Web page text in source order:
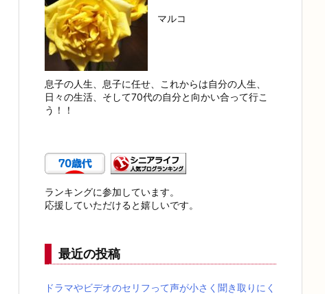
マルコ
息子の人生、息子に任せ、これからは自分の人生、
日々の生活、そして70代の自分と向かい合って行こ
う！！
ランキングに参加しています。
応援していただけると嬉しいです。
最近の投稿
ドラマやビデオのセリフって声が小さく聞き取りにく